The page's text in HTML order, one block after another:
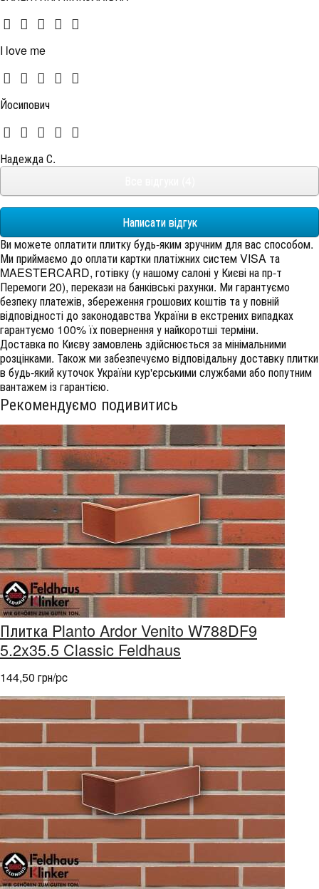
I love me
Йосипович
Надежда С.
Написати відгук
Ви можете оплатити плитку будь-яким зручним для вас способом.
Ми приймаємо до оплати картки платіжних систем VISA та
MAESTERCARD, готівку (у нашому салоні у Києві на пр-т
Перемоги 20), перекази на банківські рахунки. Ми гарантуємо
безпеку платежів, збереження грошових коштів та у повній
відповідності до законодавства України в екстрених випадках
гарантуємо 100% їх повернення у найкоротші терміни.
Доставка по Києву замовлень здійснюється за мінімальними
розцінками. Також ми забезпечуємо відповідальну доставку плитки
в будь-який куточок України кур'єрськими службами або попутним
вантажем із гарантією.
Рекомендуємо подивитись
Плитка Planto Ardor Venito W788DF9
5.2x35.5 Classic Feldhaus
144,50 грн/pc